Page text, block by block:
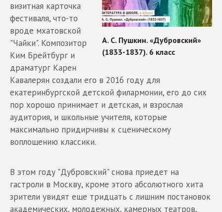
визитная карточка
фестиваля, что-то
вроде мхатовской
"Чайки". Композитор
Ким Брейтбург и
драматург Карен
Кавалерян создали его в 2016 году для
екатеринбургской детской филармонии, его до сих
пор хорошо принимает и детская, и взрослая
аудитория, и школьные учителя, которые
максимально придирчивы к сценическому
воплощению классики.
В этом году "Дубровский" снова приедет на
гастроли в Москву, кроме этого абсолютного хита
зрители увидят еще тридцать с лишним постановок
академических, молодежных, камерных театров,